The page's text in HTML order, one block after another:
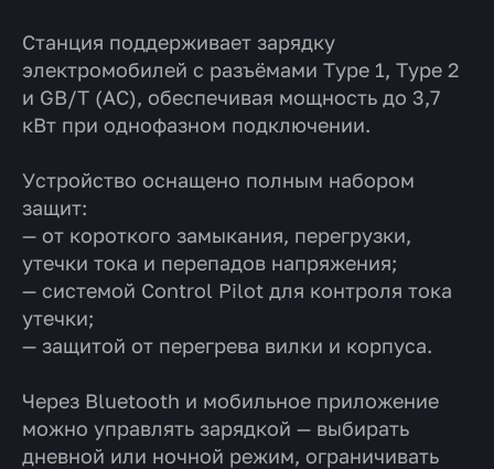
Станция поддерживает зарядку
электромобилей с разъёмами Type 1, Type 2
и GB/T (AC), обеспечивая мощность до 3,7
кВт при однофазном подключении.
Устройство оснащено полным набором
защит:
— от короткого замыкания, перегрузки,
утечки тока и перепадов напряжения;
— системой Control Pilot для контроля тока
утечки;
— защитой от перегрева вилки и корпуса.
Через Bluetooth и мобильное приложение
можно управлять зарядкой — выбирать
дневной или ночной режим, ограничивать